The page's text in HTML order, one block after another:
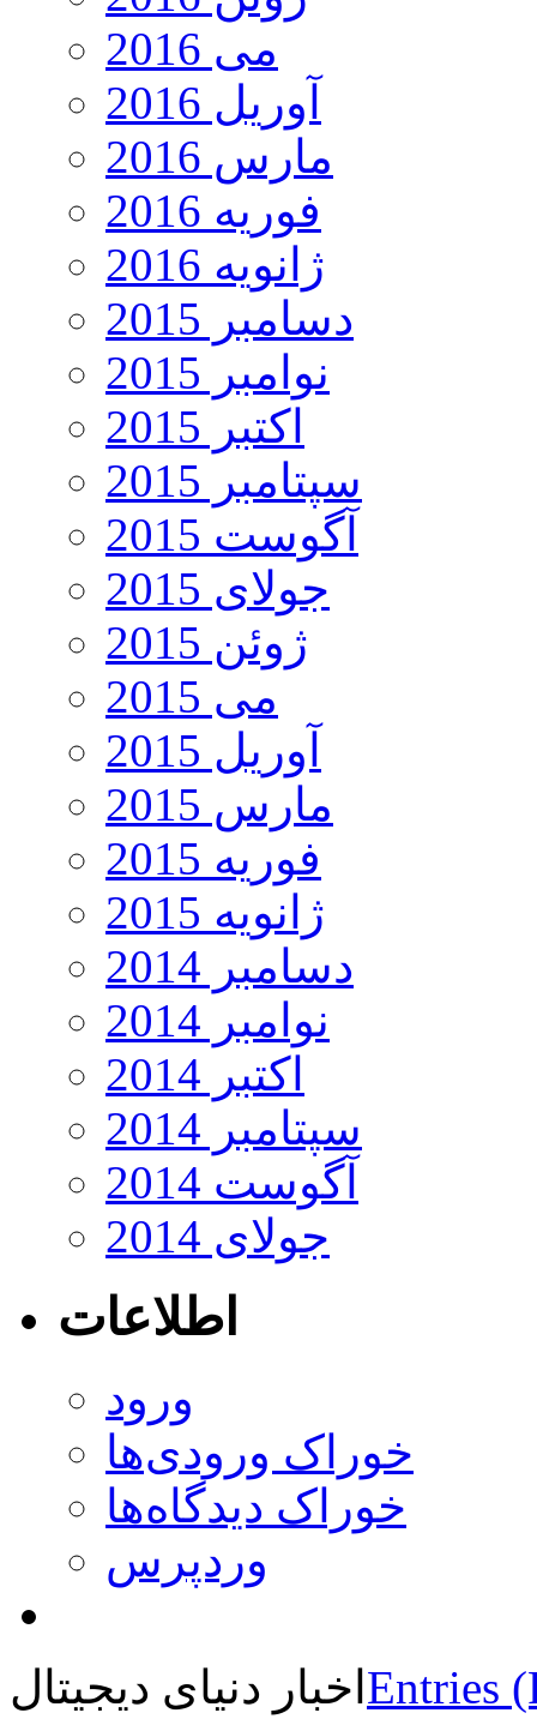
می 2016
آوریل 2016
مارس 2016
فوریه 2016
ژانویه 2016
دسامبر 2015
نوامبر 2015
اکتبر 2015
سپتامبر 2015
آگوست 2015
جولای 2015
ژوئن 2015
می 2015
آوریل 2015
مارس 2015
فوریه 2015
ژانویه 2015
دسامبر 2014
نوامبر 2014
اکتبر 2014
سپتامبر 2014
آگوست 2014
جولای 2014
اطلاعات
ورود
خوراک ورودی‌ها
خوراک دیدگاه‌ها
وردپرس
اخبار دنیای دیجیتال Entries